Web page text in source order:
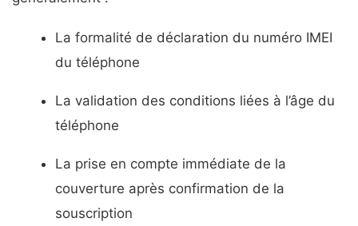
La formalité de déclaration du numéro IMEI
du téléphone
La validation des conditions liées à l’âge du
téléphone
La prise en compte immédiate de la
couverture après confirmation de la
souscription